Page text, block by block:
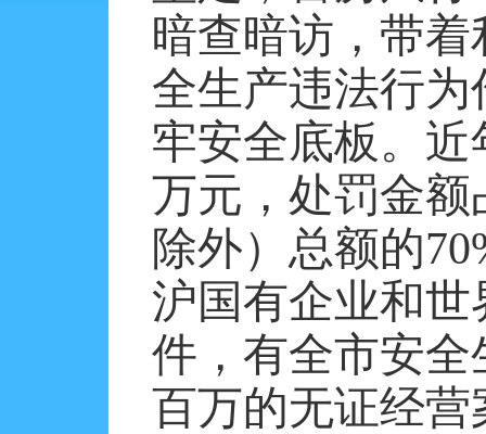
暗查暗访，带
全生产违法行
牢安全底板。近
万元，处罚金
除外）总额的
沪国有企业和世
件，有全市安
百万的无证经